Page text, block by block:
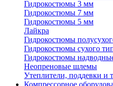
Гидрокостюмы 3 мм
Гидрокостюмы 7 мм
Гидрокостюмы 5 мм
Лайкра
Гидрокостюмы
Гидрокостюмы сухого
Гидрокостюмы
Неопреновые шлемы
Утеплители, поддевки и
Компрессорное